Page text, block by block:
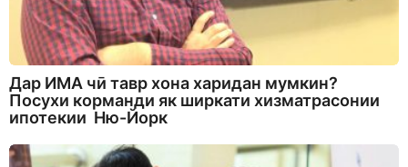
Дар ИМА чӣ тавр хона харидан мумкин?
Посухи корманди як ширкати хизматрасонии
ипотекии Ню-Йорк